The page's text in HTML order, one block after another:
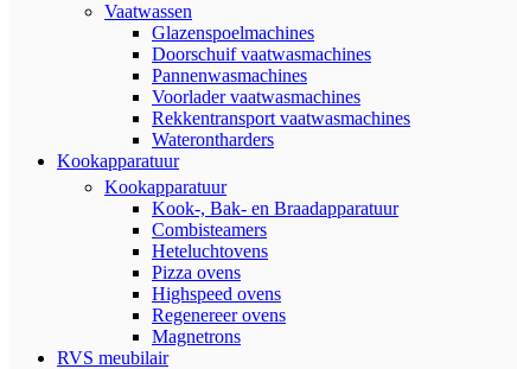
Vaatwassen
Glazenspoelmachines
Doorschuif vaatwasmachines
Pannenwasmachines
Voorlader vaatwasmachines
Rekkentransport vaatwasmachines
Waterontharders
Kookapparatuur
Kookapparatuur
Kook-, Bak- en Braadapparatuur
Combisteamers
Heteluchtovens
Pizza ovens
Highspeed ovens
Regenereer ovens
Magnetrons
RVS meubilair